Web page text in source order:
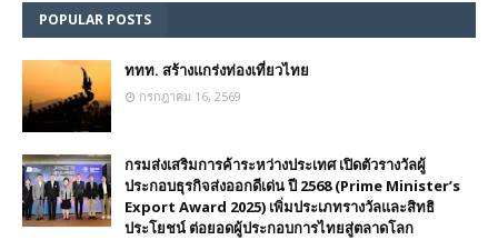
POPULAR POSTS
ททท. สร้างแกร่งท่องเที่ยวไทย
กรกฎาคม 16, 2569
กรมส่งเสริมการค้าระหว่างประเทศ เปิดตัวรางวัลผู้
ประกอบธุรกิจส่งออกดีเด่น ปี 2568 (Prime Minister’s
Export Award 2025) เพิ่มประเภทรางวัลและสิทธิ
ประโยชน์ ต่อยอดผู้ประกอบการไทยสู่ตลาดโลก